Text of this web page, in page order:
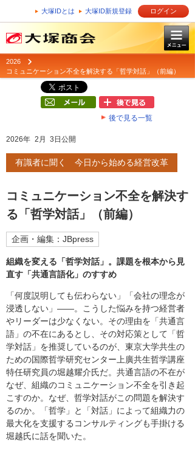
大塚IDとは 大塚ID新規登録 ログイン
2026
コミュニケーション不全を解決する「哲学対話」（前編）
後で見る一覧
2026年 2月 3日公開
有識者に聞く 今日から始める経営改革
コミュニケーション不全を解決す
る「哲学対話」（前編）
企画・編集：JBpress
組織を変える「哲学対話」。課題を根本から見
直す「共通言語化」のすすめ
「何度説明しても伝わらない」「会社の理念が
浸透しない」――。こうした悩みを持つ経営者
やリーダーは少なくない。その理由を「共通言
語」の不在にあるとし、その対応策として「哲
学対話」を推奨しているのが、東京大学共生の
ための国際哲学研究センター上廣共生哲学講座
特任研究員の堀越耀介氏だ。共通言語の不在が
なぜ、組織のコミュニケーション不全を引き起
こすのか。なぜ、哲学対話がこの問題を解決す
るのか。「哲学」と「対話」によって組織力の
最大化を支援するコンサルティングも手掛ける
堀越氏に話を聞いた。